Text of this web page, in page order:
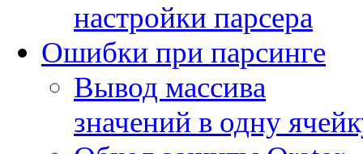
настройки парсера
Ошибки при парсинге
Вывод массива
значений в одну